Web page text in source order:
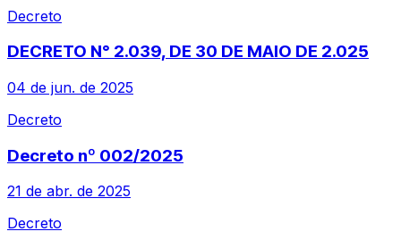
Decreto
DECRETO N° 2.039, DE 30 DE MAIO DE 2.025
04 de jun. de 2025
Decreto
Decreto nº 002/2025
21 de abr. de 2025
Decreto